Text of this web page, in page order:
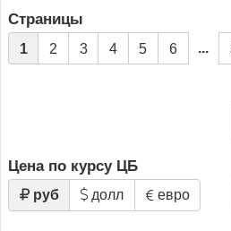
Страницы
1 2 3 4 5 6 ...
Цена по курсу ЦБ
руб долл евро